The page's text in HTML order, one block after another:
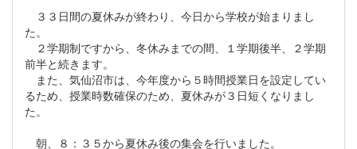
３３日間の夏休みが終わり、今日から学校が始まりまし
た。
２学期制ですから、冬休みまでの間、１学期後半、２学期
前半と続きます。
また、気仙沼市は、今年度から５時間授業日を設定してい
るため、授業時数確保のため、夏休みが３日短くなりまし
た。
朝、８：３５から夏休み後の集会を行いました。